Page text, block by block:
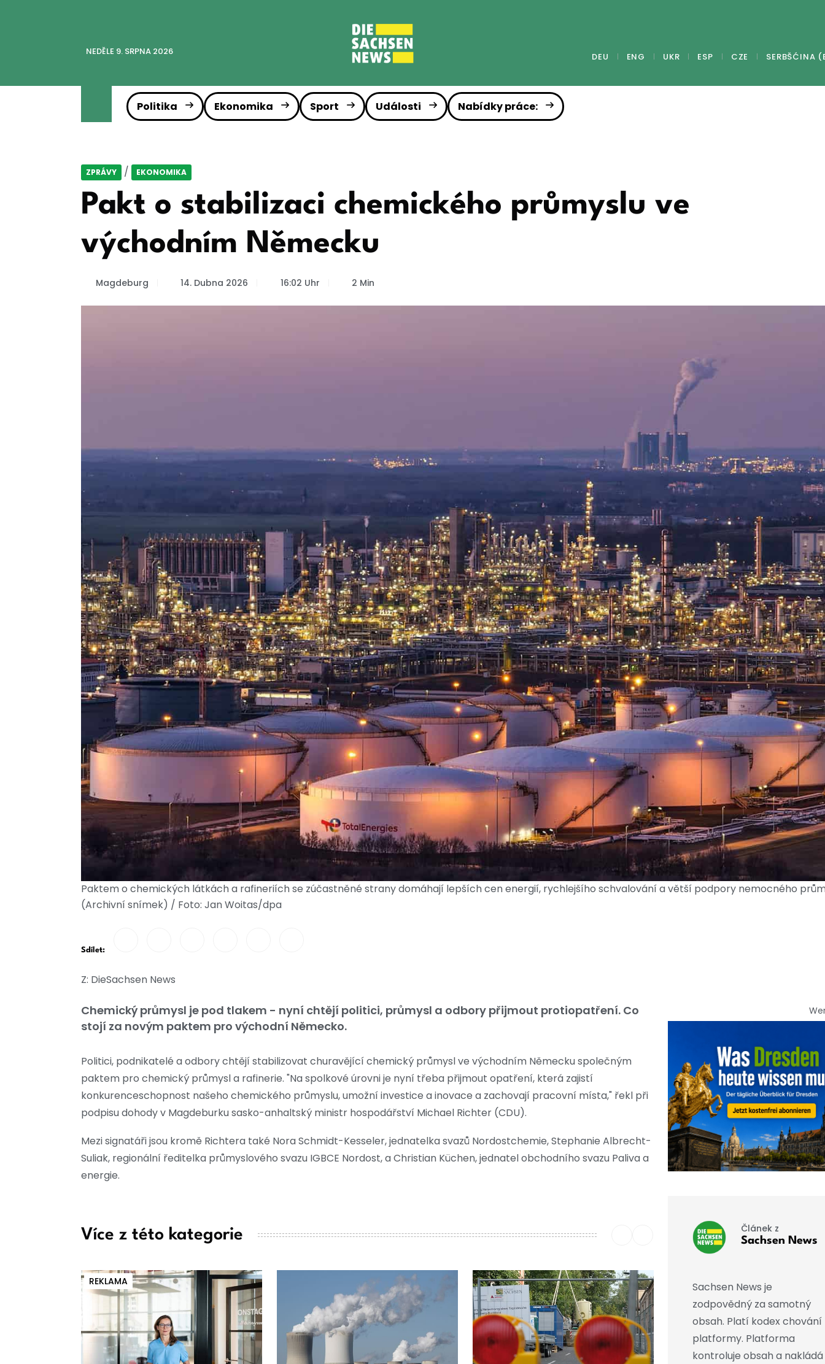
NEDĚLE 9. SRPNA 2026 DEU ENG UKR ESP CZE SERBŠĆINA
Politika Ekonomika Sport Události Nabídky práce:
ZPRÁVY / EKONOMIKA
Pakt o stabilizaci chemického průmyslu ve
východním Německu
Magdeburg 14. Dubna 2026 16:02 Uhr 2 Min
Paktem o chemických látkách a rafineriích se zúčastněné strany domáhají lepších cen energií, rychlejšího schvalování a větší podpory nemocného
(Archivní snímek) / Foto: Jan Woitas/dpa
Sdílet:
Z: DieSachsen News
Chemický průmysl je pod tlakem - nyní chtějí politici, průmysl a odbory přijmout protiopatření. Co
stojí za novým paktem pro východní Německo.
Politici, podnikatelé a odbory chtějí stabilizovat churavějící chemický průmysl ve východním Německu společným
paktem pro chemický průmysl a rafinerie. "Na spolkové úrovni je nyní třeba přijmout opatření, která zajistí
konkurenceschopnost našeho chemického průmyslu, umožní investice a inovace a zachovají pracovní místa," řekl při
podpisu dohody v Magdeburku sasko-anhaltský ministr hospodářství Michael Richter (CDU).
Mezi signatáři jsou kromě Richtera také Nora Schmidt-Kesseler, jednatelka svazů Nordostchemie, Stephanie Albrecht-
Suliak, regionální ředitelka průmyslového svazu IGBCE Nordost, a Christian Küchen, jednatel obchodního svazu Paliva a
energie.
Více z této kategorie
REKLAMA
Článek z
Sachsen News
Sachsen News je
zodpovědný za samotný
obsah. Platí kodex chování
platformy. Platforma
kontroluje obsah a nakládá